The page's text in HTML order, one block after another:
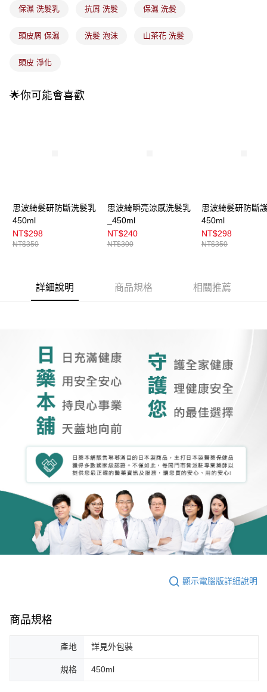
買賣價金債權讓與本公司後，依約使用本公司帳單繳交帳款。
由本公司與您本人進行分期帳單所需資料之確認、核對及更正。
每筆NT$100，滿NT$899(含以上)免運費
付款後門市自取
保濕 洗髮乳 抗屑 洗髮 保濕 洗髮
頭皮屑 保濕 洗髮 泡沫 山茶花 洗髮
頭皮 淨化
🌟你可能會喜歡
思波綺髮研防斷洗髮乳
450ml
NT$298
NT$350
思波綺瞬亮涼感洗髮乳
_450ml
NT$240
NT$300
思波綺髮研防斷
450ml
NT$298
NT$350
詳細說明 商品規格 相關推薦
顯示電腦版詳細說明
商品規格
產地 詳見外包裝
規格 450ml